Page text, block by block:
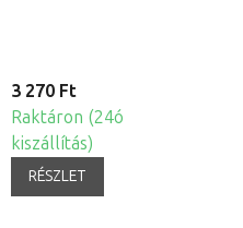
3 270 Ft
Raktáron (24ó
kiszállítás)
RÉSZLET